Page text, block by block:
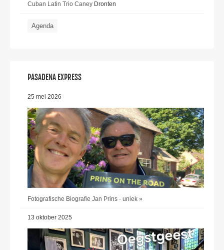
Cuban Latin Trio Caney Dronten
Agenda
PASADENA EXPRESS
25 mei 2026
Fotografische Biografie Jan Prins - uniek »
13 oktober 2025